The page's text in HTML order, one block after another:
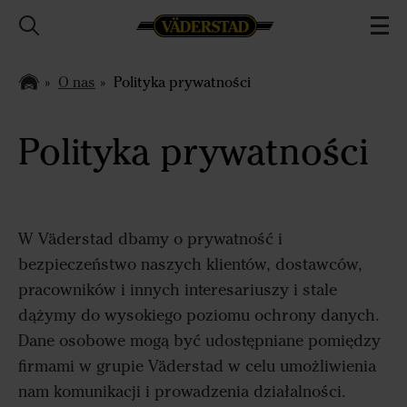
O nas Polityka prywatności
Polityka prywatności
W Väderstad dbamy o prywatność i
bezpieczeństwo naszych klientów, dostawców,
pracowników i innych interesariuszy i stale
dążymy do wysokiego poziomu ochrony danych.
Dane osobowe mogą być udostępniane pomiędzy
firmami w grupie Väderstad w celu umożliwienia
nam komunikacji i prowadzenia działalności.